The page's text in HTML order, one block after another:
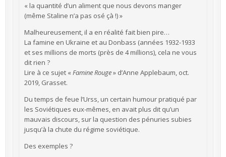
« la quantité d’un aliment que nous devons manger
(même Staline n’a pas osé çà !) »
Malheureusement, il a en réalité fait bien pire…
La famine en Ukraine et au Donbass (années 1932-1933
et ses millions de morts (près de 4 millions), cela ne vous
dit rien ?
Lire à ce sujet «Famine Rouge» d’Anne Applebaum, oct.
2019, Grasset.
Du temps de feue l’Urss, un certain humour pratiqué par
les Soviétiques eux-mêmes, en avait plus dit qu’un
mauvais discours, sur la question des pénuries subies
jusqu’à la chute du régime soviétique.
Des exemples ?